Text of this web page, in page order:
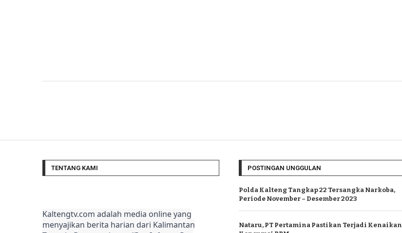
TENTANG KAMI
Kaltengtv.com adalah media online yang
menyajikan berita harian dari Kalimantan
POSTINGAN UNGGULAN
Polda Kalteng Tangkap 22 Tersangka Narkoba,
Periode November – Desember 2023
Nataru, PT Pertamina Pastikan Terjadi Kenaikan